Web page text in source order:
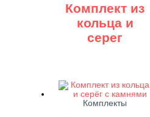
Комплект из
кольца и
серег
Комплекты